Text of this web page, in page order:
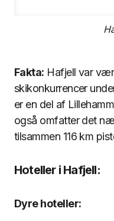
Fakta: Hafjell var
skikonkurrencer
er en del af
også omfatter det
tilsammen 116 km
Hoteller i Hafjell:
Dyre hoteller: